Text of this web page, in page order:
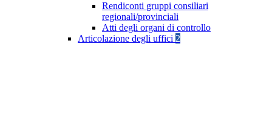
Rendiconti gruppi consiliari
regionali/provinciali
Atti degli organi di controllo
Articolazione degli uffici 2